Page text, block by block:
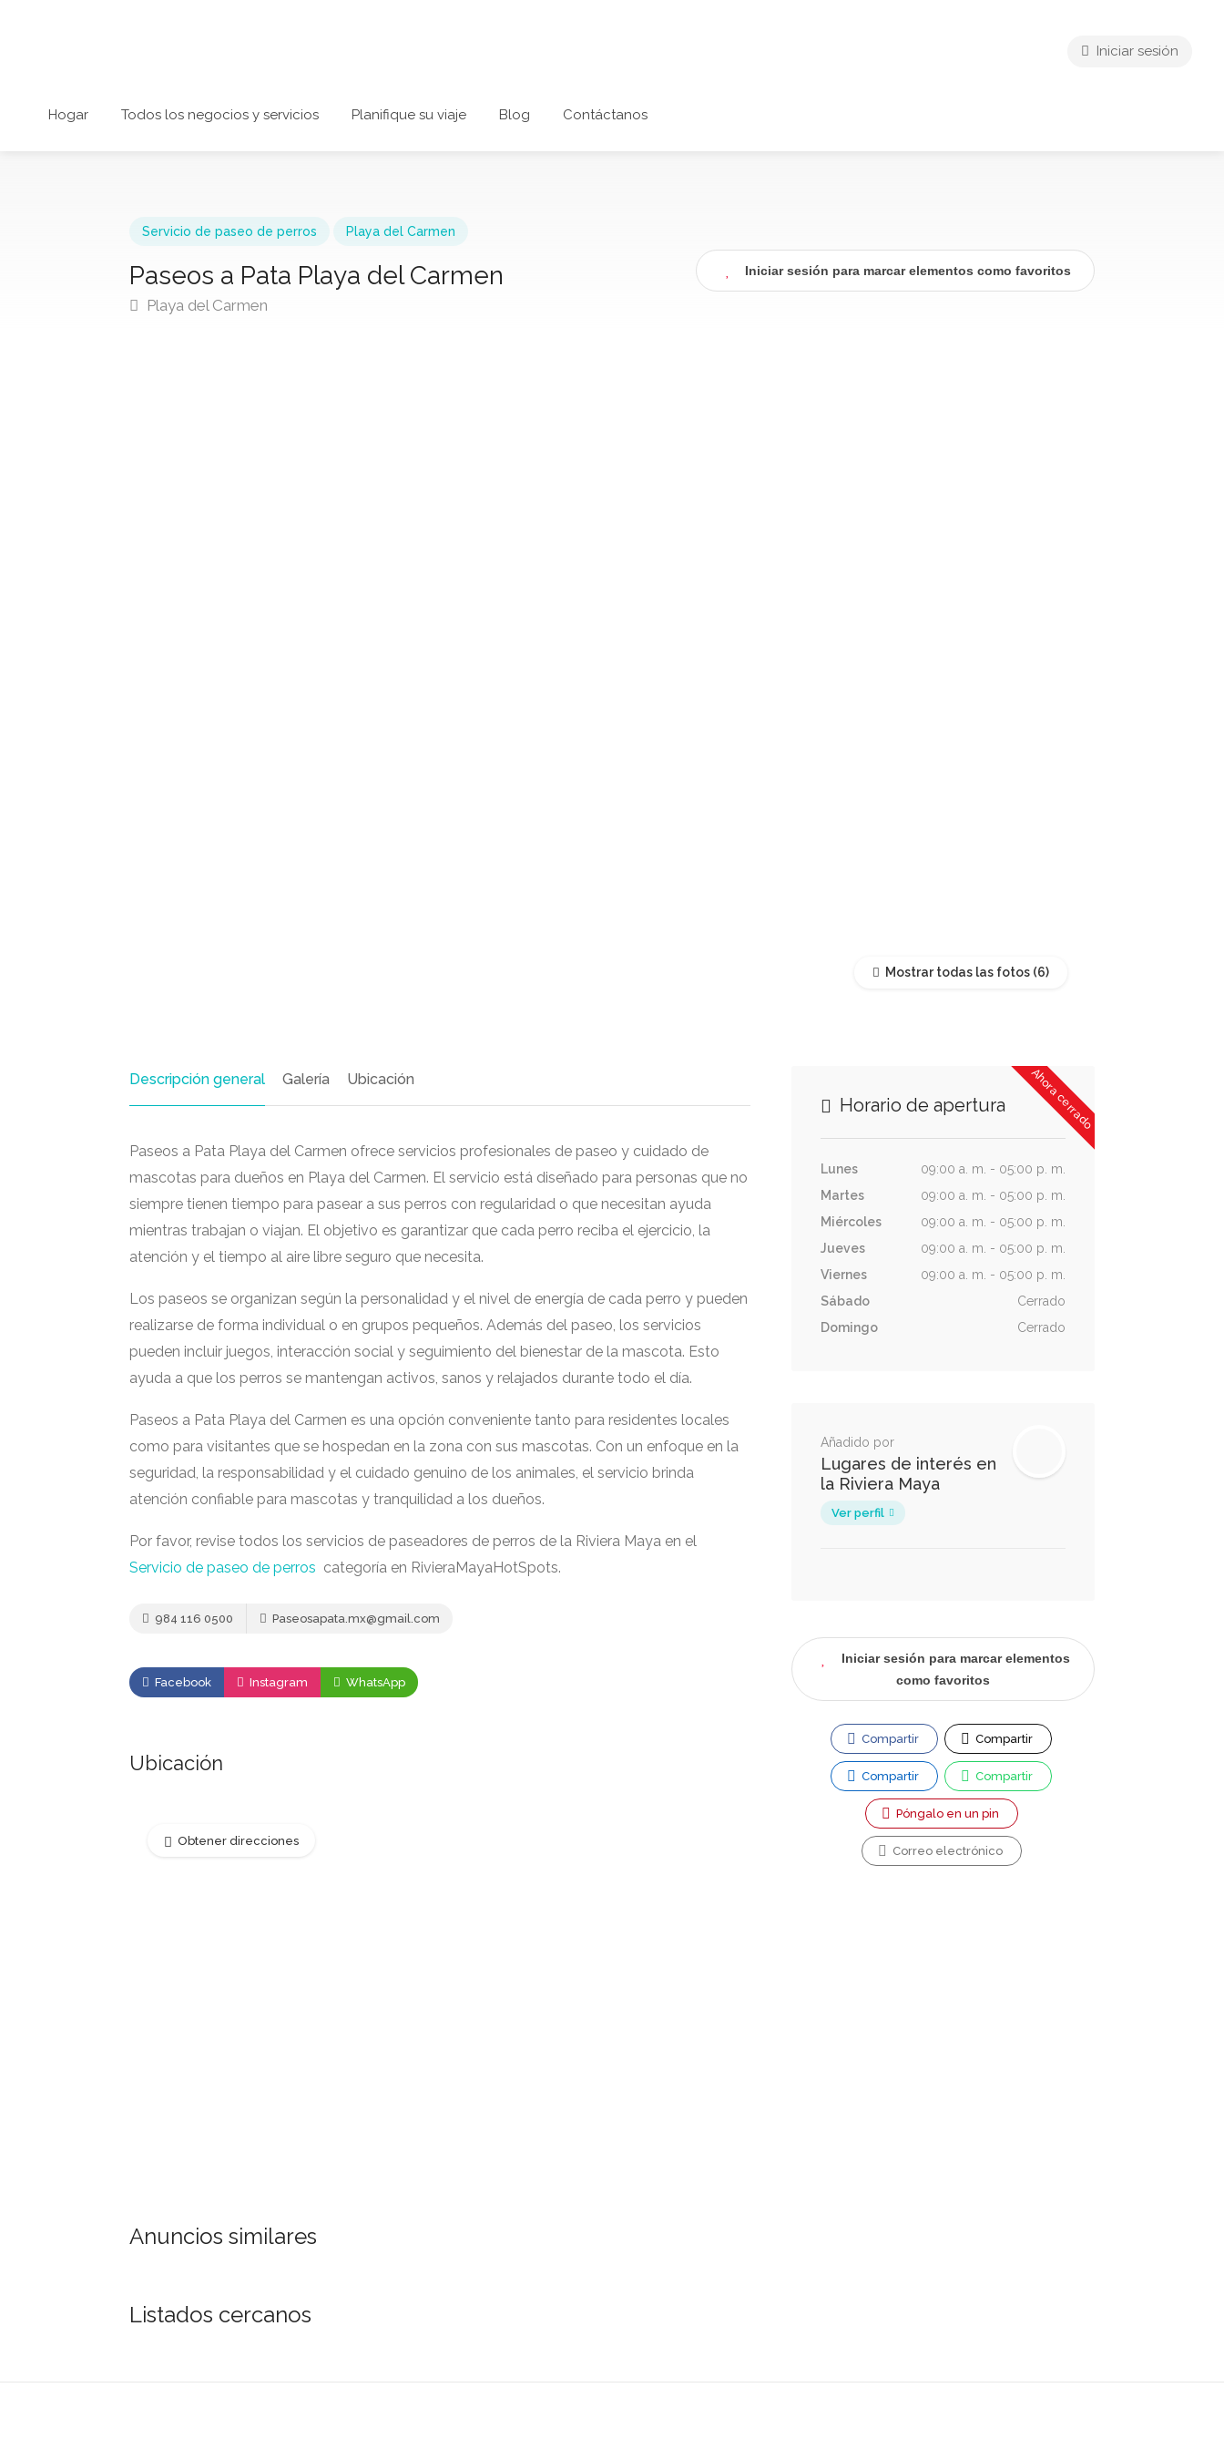
Hogar Todos los negocios y servicios Planifique su viaje Blog Contáctanos
Iniciar sesión
Servicio de paseo de perros Playa del Carmen
Paseos a Pata Playa del Carmen
Playa del Carmen
Iniciar sesión para marcar elementos como favoritos
Mostrar todas las fotos
Descripción general Galería Ubicación
Paseos a Pata Playa del Carmen ofrece servicios profesionales de paseo y cuidado de
mascotas para dueños en Playa del Carmen. El servicio está diseñado para personas que no
siempre tienen tiempo para pasear a sus perros con regularidad o que necesitan ayuda
mientras trabajan o viajan. El objetivo es garantizar que cada perro reciba el ejercicio, la
atención y el tiempo al aire libre seguro que necesita.
Los paseos se organizan según la personalidad y el nivel de energía de cada perro y pueden
realizarse de forma individual o en grupos pequeños. Además del paseo, los servicios
pueden incluir juegos, interacción social y seguimiento del bienestar de la mascota. Esto
ayuda a que los perros se mantengan activos, sanos y relajados durante todo el día.
Paseos a Pata Playa del Carmen es una opción conveniente tanto para residentes locales
como para visitantes que se hospedan en la zona con sus mascotas. Con un enfoque en la
seguridad, la responsabilidad y el cuidado genuino de los animales, el servicio brinda
atención confiable para mascotas y tranquilidad a los dueños.
Por favor, revise todos los servicios de paseadores de perros de la Riviera Maya en el
Servicio de paseo de perros categoría en RivieraMayaHotSpots.
984 116 0500 Paseosapata.mx@gmail.com
Facebook Instagram WhatsApp
Ubicación
Obtener direcciones
Anuncios similares
Listados cercanos
Ahora cerrado
Horario de apertura
Lunes
09:00 a. m. - 05:00 p. m.
Martes
09:00 a. m. - 05:00 p. m.
Miércoles
09:00 a. m. - 05:00 p. m.
Jueves
09:00 a. m. - 05:00 p. m.
Viernes
09:00 a. m. - 05:00 p. m.
Sábado
Cerrado
Domingo
Cerrado
Añadido por
Lugares de interés en
la Riviera Maya
Ver perfil
Iniciar sesión para marcar elementos
como favoritos
Compartir Compartir
Compartir Compartir
Póngalo en un pin
Correo electrónico